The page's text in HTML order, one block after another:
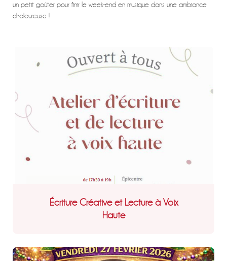
un petit goûter pour finir le week-end en musique dans une ambiance
chaleureuse !
Écriture Créative et Lecture à Voix
Haute